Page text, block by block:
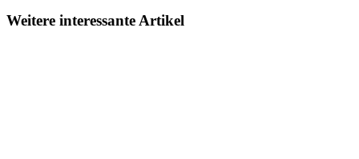
Weitere interessante Artikel